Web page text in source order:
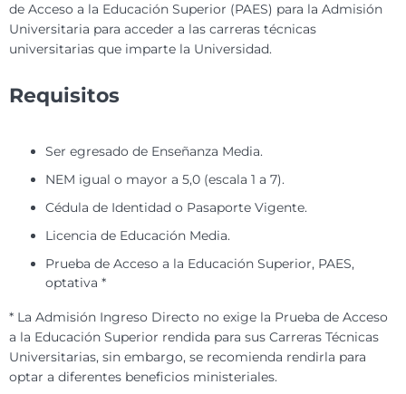
de Acceso a la Educación Superior (PAES) para la Admisión
Universitaria para acceder a las carreras técnicas
universitarias que imparte la Universidad.
Requisitos
Ser egresado de Enseñanza Media.
NEM igual o mayor a 5,0 (escala 1 a 7).
Cédula de Identidad o Pasaporte Vigente.
Licencia de Educación Media.
Prueba de Acceso a la Educación Superior, PAES,
optativa *
* La Admisión Ingreso Directo no exige la Prueba de Acceso
a la Educación Superior rendida para sus Carreras Técnicas
Universitarias, sin embargo, se recomienda rendirla para
optar a diferentes beneficios ministeriales.